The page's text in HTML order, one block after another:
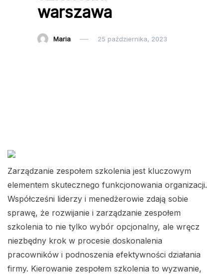
warszawa
Maria 25 października, 2023
Zarządzanie zespołem szkolenia jest kluczowym
elementem skutecznego funkcjonowania organizacji.
Współcześni liderzy i menedżerowie zdają sobie
sprawę, że rozwijanie i zarządzanie zespołem
szkolenia to nie tylko wybór opcjonalny, ale wręcz
niezbędny krok w procesie doskonalenia
pracowników i podnoszenia efektywności działania
firmy. Kierowanie zespołem szkolenia to wyzwanie,